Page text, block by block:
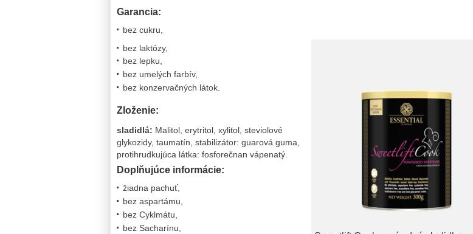
Garancia:
bez cukru,
bez laktózy,
bez lepku,
bez umelých farbív,
bez konzervačných látok.
Zloženie:
sladidlá: Malitol, erytritol, xylitol, steviolové
glykozidy, taumatín, stabilizátor: guarová guma,
protihrudkujúca látka: fosforečnan vápenatý.
Doplňujúce informácie:
žiadna pachuť,
bez aspartámu,
bez Cyklmátu,
bez Sacharínu,